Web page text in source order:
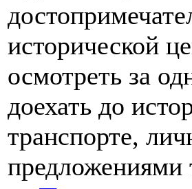
исторической
осмотреть за
доехать до
транспорте,
предложениями